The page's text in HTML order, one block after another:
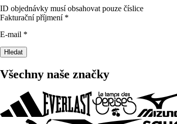
ID objednávky musí obsahovat pouze číslice
Fakturační příjmení *
E-mail *
Hledat
Všechny naše značky